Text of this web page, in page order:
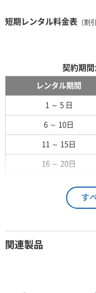
短期レンタル料金表 （割
す
契約期
レンタル期間
1 ～ 5 日
6 ～ 10日
11 ～ 15日
16 ～ 20日
26日 ～ 1ヶ月
関連製品